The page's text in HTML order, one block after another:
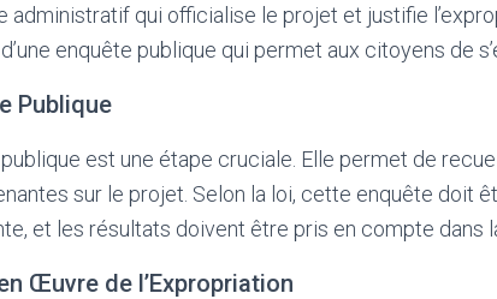
administratif qui officialise le projet et justifie
enquête publique qui permet aux citoyens de
Publique
publique est une étape cruciale. Elle permet de
sur le projet. Selon la loi, cette enquête doit
et les résultats doivent être pris en compte dans
Œuvre de l’Expropriation